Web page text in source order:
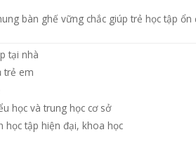
bàn ghế vững chắc giúp trẻ học tập
tại nhà
trẻ em
học và trung học cơ sở
học tập hiện đại, khoa học